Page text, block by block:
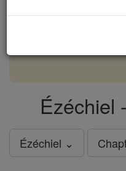
free for all. Be
Ézéchiel
Ézéchiel ⌄